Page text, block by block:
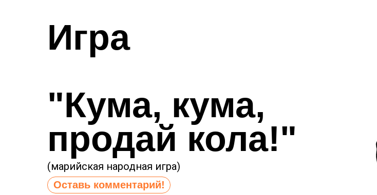
Игра
"Кума, кума,
продай кола!"
(марийская народная игра)
Оставь комментарий!